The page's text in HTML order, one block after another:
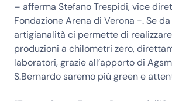
– afferma Stefano Trespidi, vice
Fondazione Arena di Verona -. Se
artigianalità ci permette di
produzioni a chilometri zero,
laboratori, grazie all’apporto di
S.Bernardo saremo più green e